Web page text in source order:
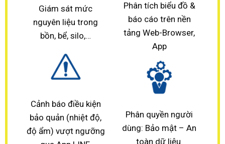
Giám sát mức
nguyên liệu trong
bồn, bể, silo,…
Cảnh báo điều kiện
bảo quản (nhiệt độ,
độ ẩm) vượt ngưỡng
Phân tích biểu đồ &
báo cáo trên nền
tảng Web-Browser,
App
Phân quyền người
dùng: Bảo mật – An
toàn dữ liệu.